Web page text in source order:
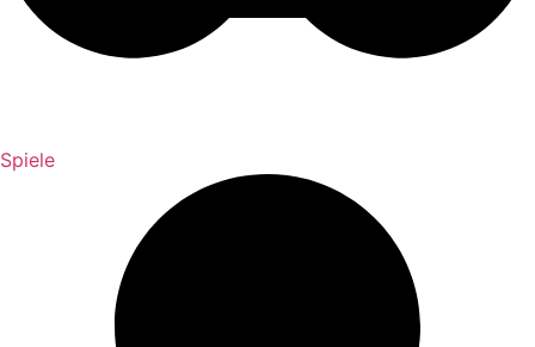
Spiele